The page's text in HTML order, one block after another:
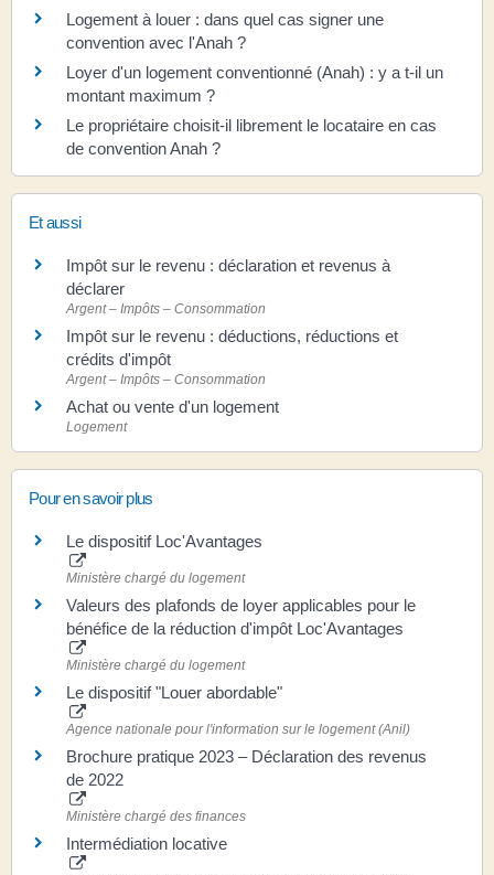
Logement à louer : dans quel cas signer une
convention avec l'Anah ?
Loyer d'un logement conventionné (Anah) : y a t-il un
montant maximum ?
Le propriétaire choisit-il librement le locataire en cas
de convention Anah ?
Et aussi
Impôt sur le revenu : déclaration et revenus à
déclarer
Argent – Impôts – Consommation
Impôt sur le revenu : déductions, réductions et
crédits d'impôt
Argent – Impôts – Consommation
Achat ou vente d'un logement
Logement
Pour en savoir plus
Le dispositif Loc'Avantages
Ministère chargé du logement
Valeurs des plafonds de loyer applicables pour le
bénéfice de la réduction d'impôt Loc'Avantages
Ministère chargé du logement
Le dispositif "Louer abordable"
Agence nationale pour l'information sur le logement (Anil)
Brochure pratique 2023 – Déclaration des revenus
de 2022
Ministère chargé des finances
Intermédiation locative